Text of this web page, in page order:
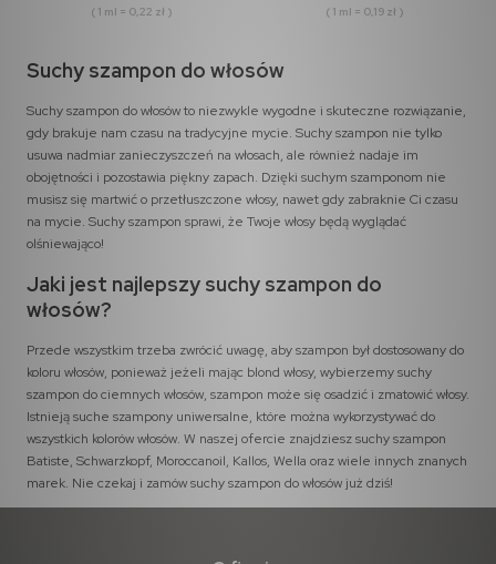
( 1 ml = 0,22 zł ) ( 1 ml = 0,19 zł )
Suchy szampon do włosów
Suchy szampon do włosów to niezwykle wygodne i skuteczne rozwiązanie,
gdy brakuje nam czasu na tradycyjne mycie. Suchy szampon nie tylko
usuwa nadmiar zanieczyszczeń na włosach, ale również nadaje im
obojętności i pozostawia piękny zapach. Dzięki suchym szamponom nie
musisz się martwić o przetłuszczone włosy, nawet gdy zabraknie Ci czasu
na mycie. Suchy szampon sprawi, że Twoje włosy będą wyglądać
olśniewająco!
Jaki jest najlepszy suchy szampon do
włosów?
Przede wszystkim trzeba zwrócić uwagę, aby szampon był dostosowany do
koloru włosów, ponieważ jeżeli mając blond włosy, wybierzemy suchy
szampon do ciemnych włosów, szampon może się osadzić i zmatowić włosy.
Istnieją suche szampony uniwersalne, które można wykorzystywać do
wszystkich kolorów włosów. W naszej ofercie znajdziesz suchy szampon
Batiste, Schwarzkopf, Moroccanoil, Kallos, Wella oraz wiele innych znanych
marek. Nie czekaj i zamów suchy szampon do włosów już dziś!